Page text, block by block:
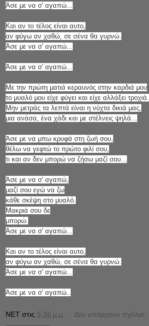
Άσε με να σ' αγαπώ...
Και αν το τέλος είναι αυτο,
αν φύγω αν χαθώ, σε σένα θα γυρνώ.
Άσε με να σ' αγαπώ...
Άσε με να σ' αγαπώ...
Με την πρώτη ματιά κεραυνός στην καρδιά μου
το μυαλό μου είχε φύγει και είχε αλλάξει τροχιά.
Μην μετράς τα λεπτά είναι η νύχτα δικιά μας,
μια ανάσα, ένα χάδι και με στέλνεις ψηλά...
Άσε με να μπω κρυφά στη ζωή σου,
θέλω να γεφτώ το πρώτο φιλί σου,
τι και αν δεν μπορώ να ζήσω μαζί σου...
Άσε με να σ' αγαπώ,
μαζί σου εγώ να ζω
κάθε σκέψη στο μυαλό.
Μακριά σου δε
μπορώ.
Άσε με να σ' αγαπώ...
Και αν το τέλος είναι αυτο,
αν φύγω αν χαθώ, σε σένα θα γυρνώ.
Άσε με να σ' αγαπώ...
Άσε με να σ' αγαπώ..
NET στις 3:36 μ.μ. Δεν υπάρχουν σχόλια: